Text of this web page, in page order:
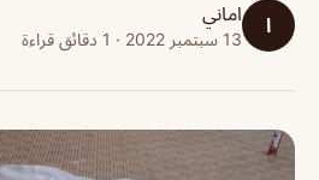
ا اماني
13 سبتمبر 2022 · 1 دقائق قراءة